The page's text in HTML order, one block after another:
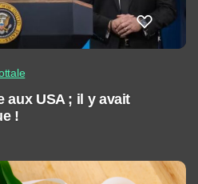
aux USA ; il y avait
!